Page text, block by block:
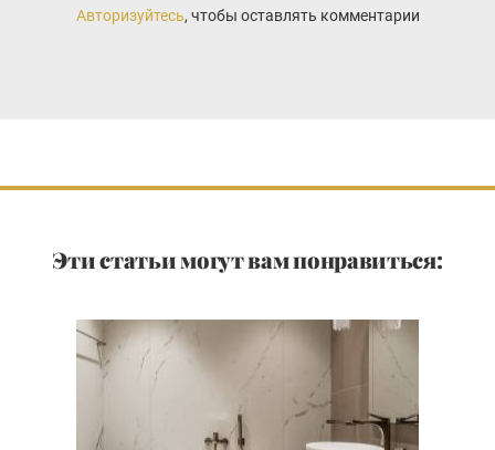
Авторизуйтесь, чтобы оставлять комментарии
Эти статьи могут вам понравиться: